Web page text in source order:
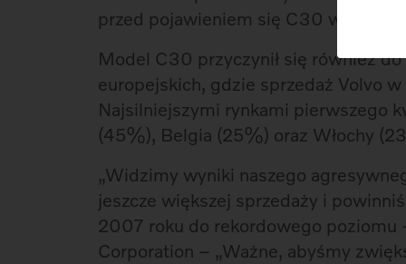
przed pojawieniem się C30 w Polsce.”
Model C30 przyczynił się również
europejskich, gdzie sprzedaż Volvo
Najsilniejszymi rynkami pierwszego
(45%), Belgia (25%) oraz Włochy
„Widzimy wyniki naszego
jeszcze większej sprzedaży i
2007 roku do rekordowego poziomu
Corporation – „Ważne, abyśmy